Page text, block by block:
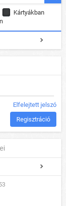
Kártyákban
Elfelejtett jelszó
Regisztráció